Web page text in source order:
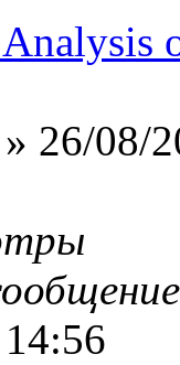
» 26/08/